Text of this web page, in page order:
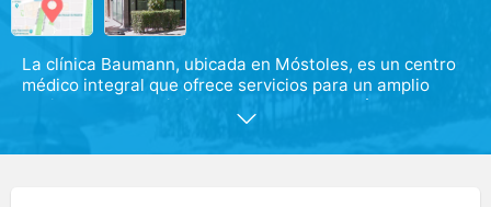
La clínica Baumann, ubicada en Móstoles, es un centro
médico integral que ofrece servicios para un amplio
conjunto de especialidades como alergología,
cardiología, dermatología, fisioterapia, ginecología y